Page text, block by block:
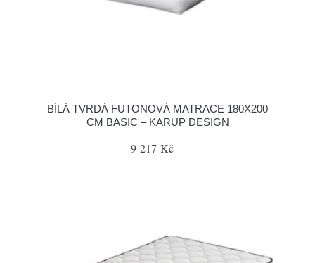
BÍLÁ TVRDÁ FUTONOVÁ MATRACE 180X200
CM BASIC – KARUP DESIGN
9 217 Kč